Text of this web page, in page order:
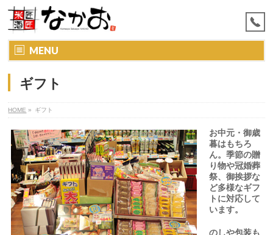
MENU
ギフト
HOME » ギフト
お中元・御歳
暮はもちろ
ん。季節の贈
り物や冠婚葬
祭、御挨拶な
ど多様なギフ
トに対応して
います。
のしや包装も